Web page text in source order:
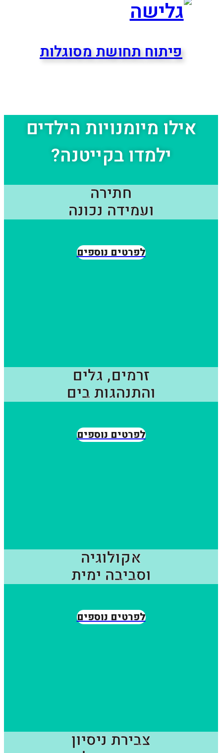
פיתוח תחושת מסוגלות
אילו מיומנויות הילדים
ילמדו בקייטנה?
חתירה
ועמידה נכונה
לפרטים נוספים
זרמים, גלים
והתנהגות בים
לפרטים נוספים
אקולוגיה
וסביבה ימית
לפרטים נוספים
צבירת ניסיון